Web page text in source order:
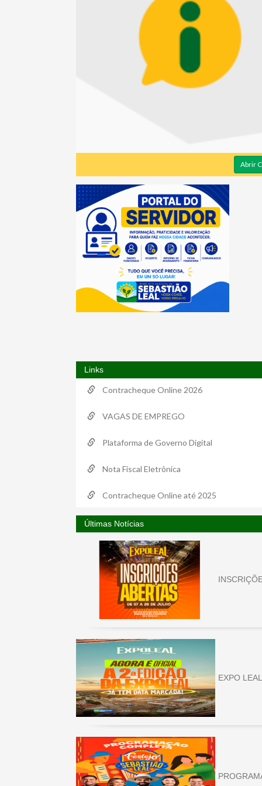
Abrir
Links
Contracheque Online 2026
VAGAS DE EMPREGO
Plataforma de Governo Digital
Nota Fiscal Eletrônica
Contracheque Online até 2025
Últimas Notícias
EXPO